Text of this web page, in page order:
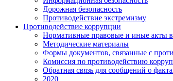
Дорожная безопасность
Противодействие экстремизму
Противодействие коррупции
Нормативные правовые и иные акты
Методические материалы
Формы документов, связанные с
Комиссия по противодействию
Обратная связь для сообщений о
2020